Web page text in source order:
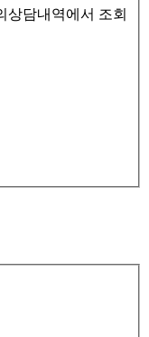
상담내역에서 조회